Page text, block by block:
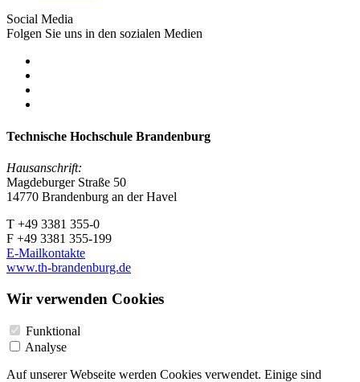
Social Media
Folgen Sie uns in den sozialen Medien
Technische Hochschule Brandenburg
Hausanschrift:
Magdeburger Straße 50
14770 Brandenburg an der Havel
T +49 3381 355-0
F +49 3381 355-199
E-Mailkontakte
www.th-brandenburg.de
Wir verwenden Cookies
Funktional
Analyse
Auf unserer Webseite werden Cookies verwendet. Einige sind